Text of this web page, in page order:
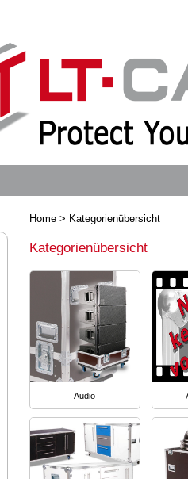
Home > Kategorienübersicht
Kategorienübersicht
Audio